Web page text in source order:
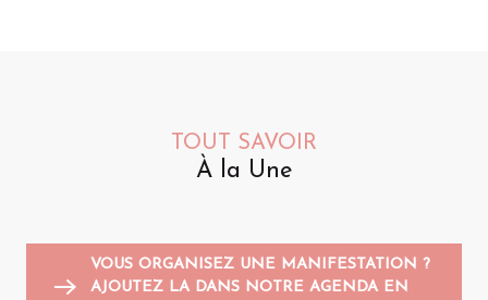
TOUT SAVOIR
À la Une
VOUS ORGANISEZ UNE MANIFESTATION ?
AJOUTEZ LA DANS NOTRE AGENDA EN